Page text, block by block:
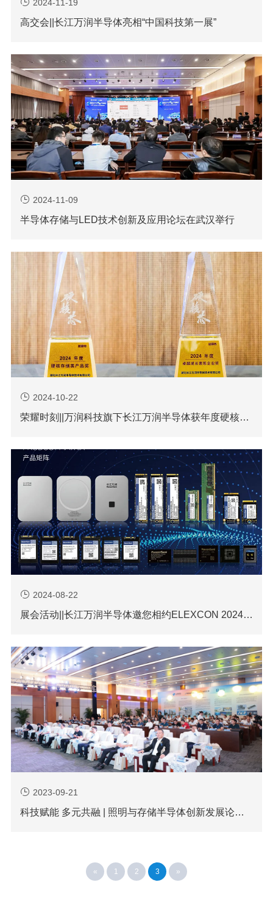
2024-11-19
高交会||长江万润半导体亮相“中国科技第一展”
2024-11-09
半导体存储与LED技术创新及应用论坛在武汉举行
2024-10-22
荣耀时刻||万润科技旗下长江万润半导体获年度硬核存储类产品奖及卓越成长表现企业奖
2024-08-22
展会活动||长江万润半导体邀您相约ELEXCON 2024深圳国际电子展
2023-09-21
科技赋能 多元共融 | 照明与存储半导体创新发展论坛圆满召开
« 1 2 3 »